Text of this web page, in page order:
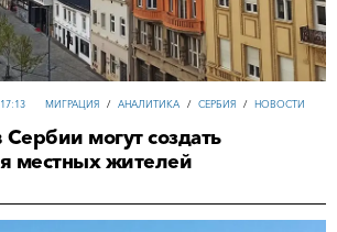
МИГРАЦИЯ / АНАЛИТИКА / СЕРБИЯ / НОВОСТИ
могут создать
местных жителей